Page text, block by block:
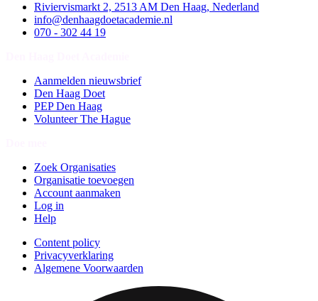
Riviervismarkt 2, 2513 AM Den Haag, Nederland
info@denhaagdoetacademie.nl
070 - 302 44 19
Aanmelden nieuwsbrief
Den Haag Doet
PEP Den Haag
Volunteer The Hague
Zoek Organisaties
Organisatie toevoegen
Account aanmaken
Log in
Help
Content policy
Privacyverklaring
Algemene Voorwaarden